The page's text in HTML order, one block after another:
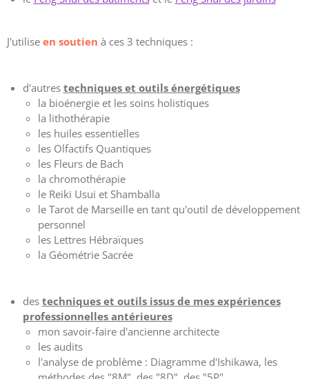
J'utilise en soutien à ces 3 techniques :
d'autres techniques et outils énergétiques
la bioénergie et les soins holistiques
la lithothérapie
les huiles essentielles
les Olfactifs Quantiques
les Fleurs de Bach
la chromothérapie
le Reiki Usui et Shamballa
le Tarot de Marseille en tant qu'outil de développement
personnel
les Lettres Hébraïques
la Géométrie Sacrée
des techniques et outils issus de mes expériences
professionnelles antérieures
mon savoir-faire d'ancienne architecte
les audits
l'analyse de problème : Diagramme d'Ishikawa, les